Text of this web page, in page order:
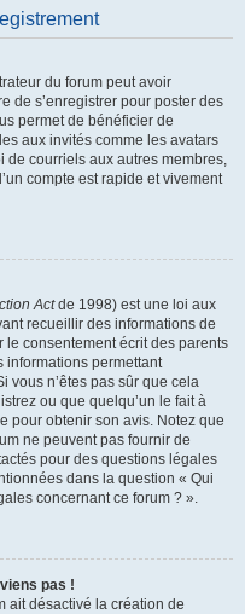
du forum peut avoir
de s’enregistrer pour poster des
permet de bénéficier de
aux invités comme les avatars
de courriels aux autres membres,
compte est rapide et vivement
Actde 1998) est une loi aux
recueillir des informations de
consentement écrit des parents
informations permettant
vous n’êtes pas sûr que cela
ou que quelqu’un le fait à
pour obtenir son avis. Notez que
ne peuvent pas fournir de
pour des questions légales
dans la question « Qui
concernant ce forum ? ».
pas !
ait désactivé la création de